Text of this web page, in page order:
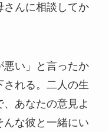
さんに相談してか
悪い」と言ったか
される。二人の生
あなたの意見よ
んな彼と一緒にい